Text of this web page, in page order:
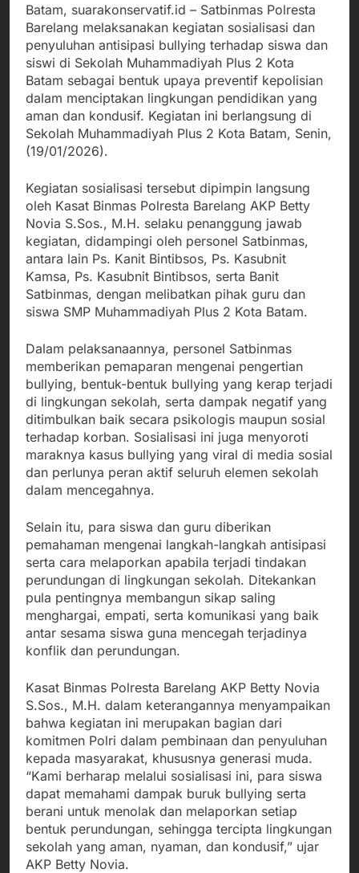
Batam, suarakonservatif.id – Satbinmas Polresta
Barelang melaksanakan kegiatan sosialisasi dan
penyuluhan antisipasi bullying terhadap siswa dan
siswi di Sekolah Muhammadiyah Plus 2 Kota
Batam sebagai bentuk upaya preventif kepolisian
dalam menciptakan lingkungan pendidikan yang
aman dan kondusif. Kegiatan ini berlangsung di
Sekolah Muhammadiyah Plus 2 Kota Batam, Senin,
(19/01/2026).
Kegiatan sosialisasi tersebut dipimpin langsung
oleh Kasat Binmas Polresta Barelang AKP Betty
Novia S.Sos., M.H. selaku penanggung jawab
kegiatan, didampingi oleh personel Satbinmas,
antara lain Ps. Kanit Bintibsos, Ps. Kasubnit
Kamsa, Ps. Kasubnit Bintibsos, serta Banit
Satbinmas, dengan melibatkan pihak guru dan
siswa SMP Muhammadiyah Plus 2 Kota Batam.
Dalam pelaksanaannya, personel Satbinmas
memberikan pemaparan mengenai pengertian
bullying, bentuk-bentuk bullying yang kerap terjadi
di lingkungan sekolah, serta dampak negatif yang
ditimbulkan baik secara psikologis maupun sosial
terhadap korban. Sosialisasi ini juga menyoroti
maraknya kasus bullying yang viral di media sosial
dan perlunya peran aktif seluruh elemen sekolah
dalam mencegahnya.
Selain itu, para siswa dan guru diberikan
pemahaman mengenai langkah-langkah antisipasi
serta cara melaporkan apabila terjadi tindakan
perundungan di lingkungan sekolah. Ditekankan
pula pentingnya membangun sikap saling
menghargai, empati, serta komunikasi yang baik
antar sesama siswa guna mencegah terjadinya
konflik dan perundungan.
Kasat Binmas Polresta Barelang AKP Betty Novia
S.Sos., M.H. dalam keterangannya menyampaikan
bahwa kegiatan ini merupakan bagian dari
komitmen Polri dalam pembinaan dan penyuluhan
kepada masyarakat, khususnya generasi muda.
“Kami berharap melalui sosialisasi ini, para siswa
dapat memahami dampak buruk bullying serta
berani untuk menolak dan melaporkan setiap
bentuk perundungan, sehingga tercipta lingkungan
sekolah yang aman, nyaman, dan kondusif,” ujar
AKP Betty Novia.